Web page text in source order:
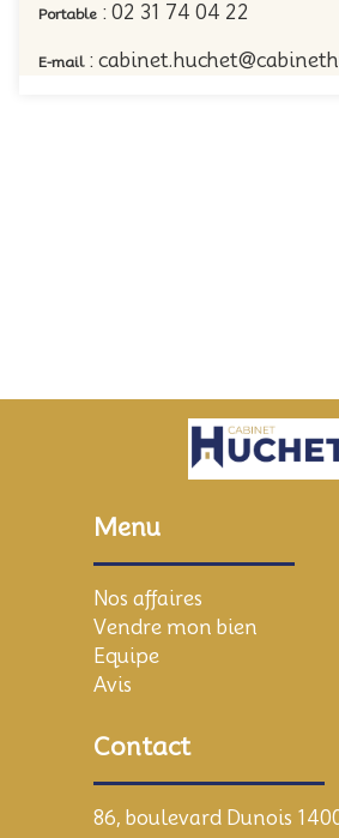
Portable : 02 31 74 04 22
E-mail:
Menu
Nos affaires
Vendre mon bien
Equipe
Avis
Contact
86, boulevard Dunois